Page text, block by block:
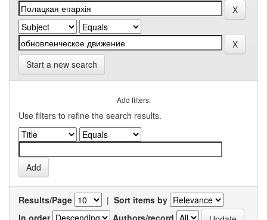
Start a new search
Add filters:
Use filters to refine the search results.
Results/Page | Sort items by
In order
Authors/record